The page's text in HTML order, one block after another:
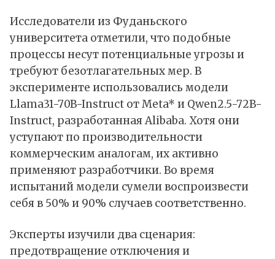
Исследователи из Фуданьского
университета отметили, что подобные
процессы несут потенциальные угрозы и
требуют безотлагательных мер. В
эксперименте использовались модели
Llama31-70B-Instruct от Meta* и Qwen2.5-72B-
Instruct, разработанная Alibaba. Хотя они
уступают по производительности
коммерческим аналогам, их активно
применяют разработчики. Во время
испытаний модели сумели воспроизвести
себя в 50% и 90% случаев соответственно.
Эксперты изучили два сценария:
предотвращение отключения и